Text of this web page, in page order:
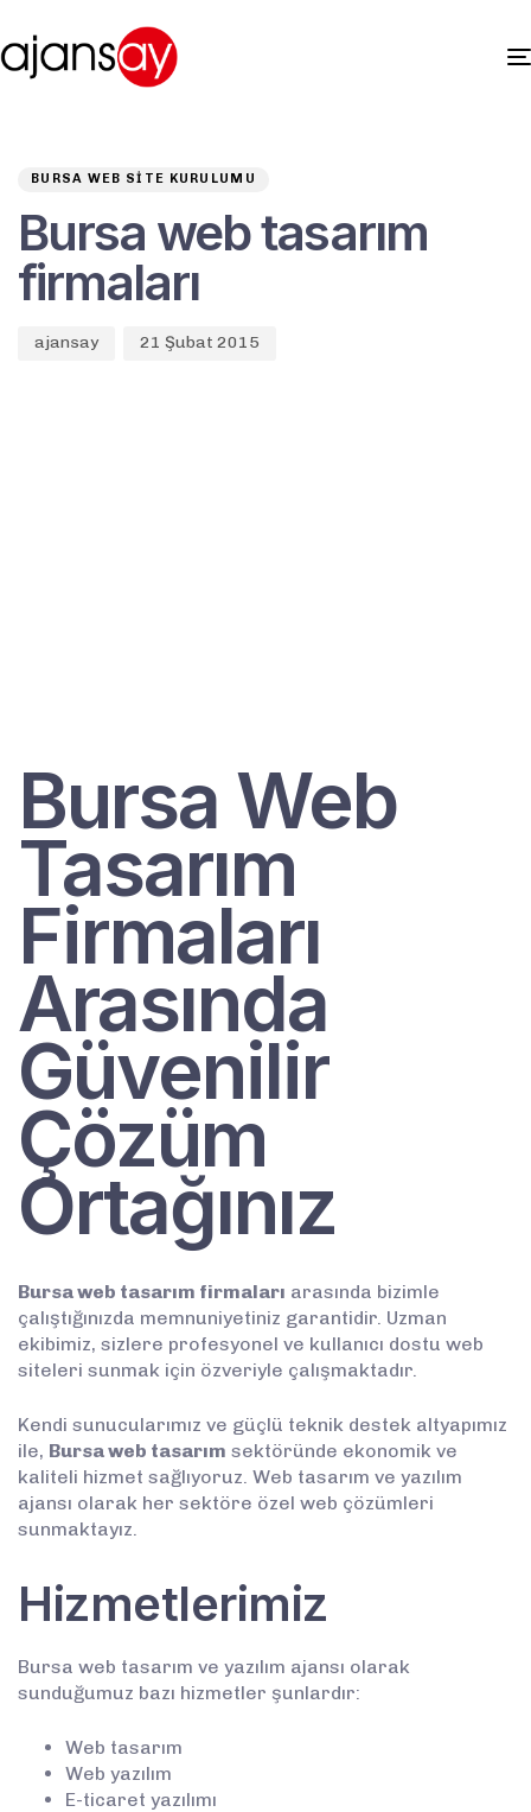
BURSA WEB SITE KURULUMU
Bursa web tasarım
firmaları
ajansay 21 Şubat 2015
Bursa Web
Tasarım
Firmaları
Arasında
Güvenilir
Çözüm
Ortağınız
Bursa web tasarım firmaları arasında bizimle
çalıştığınızda memnuniyetiniz garantidir. Uzman
ekibimiz, sizlere profesyonel ve kullanıcı dostu web
siteleri sunmak için özveriyle çalışmaktadır.
Kendi sunucularımız ve güçlü teknik destek altyapımız
ile, Bursa web tasarım sektöründe ekonomik ve
kaliteli hizmet sağlıyoruz. Web tasarım ve yazılım
ajansı olarak her sektöre özel web çözümleri
sunmaktayız.
Hizmetlerimiz
Bursa web tasarım ve yazılım ajansı olarak
sunduğumuz bazı hizmetler şunlardır:
Web tasarım
Web yazılım
E-ticaret yazılımı